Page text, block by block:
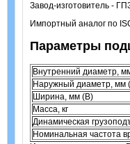
Завод-изготовитель -
Импортный аналог по
Параметры
Внутренний диаметр,
Наружный диаметр, мм
Ширина, мм (B)
Масса, кг
Динамическая
Номинальная частота